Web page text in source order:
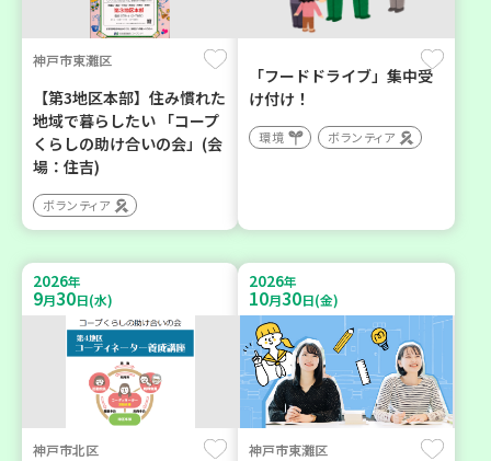
神戸市東灘区
【第3地区本部】住み慣れた
地域で暮らしたい 「コープ
くらしの助け合いの会」(会
場：住吉)
ボランティア
「フードドライブ」集中受
け付け！
環境 ボランティア
2026年
9月30日(水)
神戸市北区
2026年
10月30日(金)
神戸市東灘区